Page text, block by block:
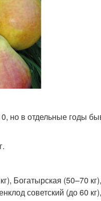
но в отдельные годы
Богатырская (50–70
советский (до 60